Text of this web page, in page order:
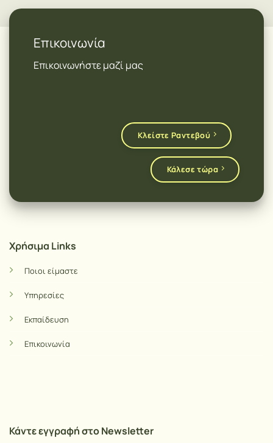
Επικοινωνία
Επικοινωνήστε μαζί μας
Κλείστε Ραντεβού
Κάλεσε τώρα
Χρήσιμα Links
Ποιοι είμαστε
Υπηρεσίες
Εκπαίδευση
Επικοινωνία
Κάντε εγγραφή στο Newsletter